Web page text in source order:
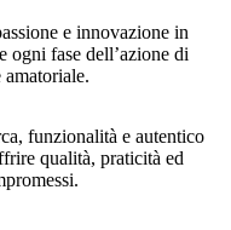
e innovazione in
ogni fase dell’azione di
amatoriale.
funzionalità e autentico
qualità, praticità ed